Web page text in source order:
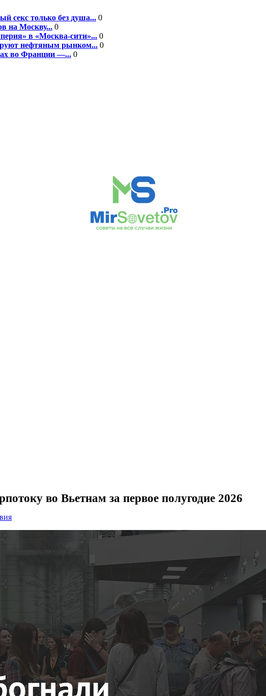
секс только без душа... 0
на Москву... 0
в «Москва-сити»... 0
нефтяным рынком... 0
во Франции —... 0
во Вьетнам за первое полугодие 2026